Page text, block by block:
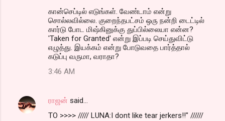
கான்செப்டில் எடுங்கள். வேண்டாம் என்று
சொல்லவில்லை. குறைந்தபட்சம் ஒரு நன்றி டைட்டில்
கார்டு போட மிஷ்கினுக்கு துப்பில்லையா என்ன?
'Taken for Granted' என்று இப்படி செய்துவிட்டு
எழுத்து. இயக்கம் என்று போடுவதை பார்த்தால்
கடுப்பு வருமா, வராதா?
3:46 AM
ராஜன் said…
TO >>>> ///// LUNA:I dont like tear jerkers!!" //////